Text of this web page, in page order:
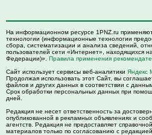
На информационном ресурсе 1PNZ.ru
технологии (информационные технологии
сбора, систематизации и анализа сведений,
пользователей сети «Интернет», находящихся
Федерации)». Правила применения
Сайт использует сервисы веб-аналитики Яндекс
Продолжая использовать этот Сайт, вы
файлов и других данных в соответствии с
Срок обработки персональных данных при
дней.
Редакция не несет ответственность за
опубликованной в рекламных объявлениях и
агентств. Редакция не предоставляет
материалов только по согласованию с редакцией.